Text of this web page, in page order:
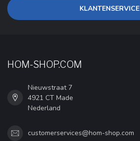
KLANTENSERVICE
HOM-SHOP.COM
Nieuwstraat 7
4921 CT Made
Nederland
customerservices@hom-shop.com